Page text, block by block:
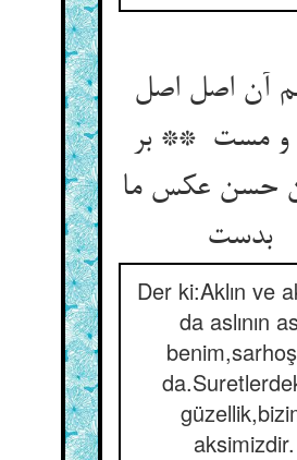
آن اصل اصل
مست ** بر
حسن عکس ما
بدست
Der ki:Aklın ve
da aslının
aksimizdir.